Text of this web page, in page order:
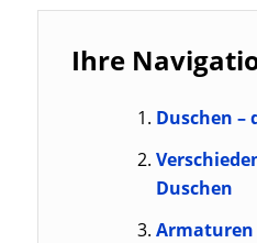
Ihre
Duschen –
Duschen
Armaturen